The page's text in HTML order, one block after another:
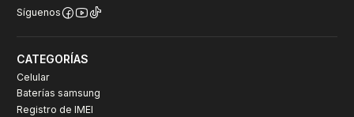
Síguenos
CATEGORÍAS
Celular
Baterías samsung
Registro de IMEI